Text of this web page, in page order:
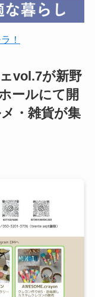
！
vol.7が新野
ールにて開
・雑貨が集